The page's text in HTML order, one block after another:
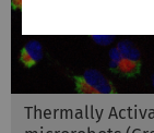
Thermally